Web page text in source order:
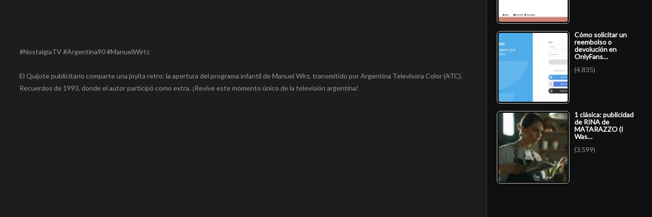
#NostalgiaTV #Argentina90 #ManuelWirtz
El Quijote publicitario comparte una joyita retro: la apertura del programa infantil de Manuel Wirz, transmitido por Argentina Televisora Color (ATC).
Recuerdos de 1993, donde el autor participó como extra. ¡Revive este momento único de la televisión argentina!
Cómo solicitar un
reembolso o
devolución en
OnlyFans…
(4.835)
1 clásica: publicidad
de RINA de
MATARAZZO (I
Was…
(3.599)